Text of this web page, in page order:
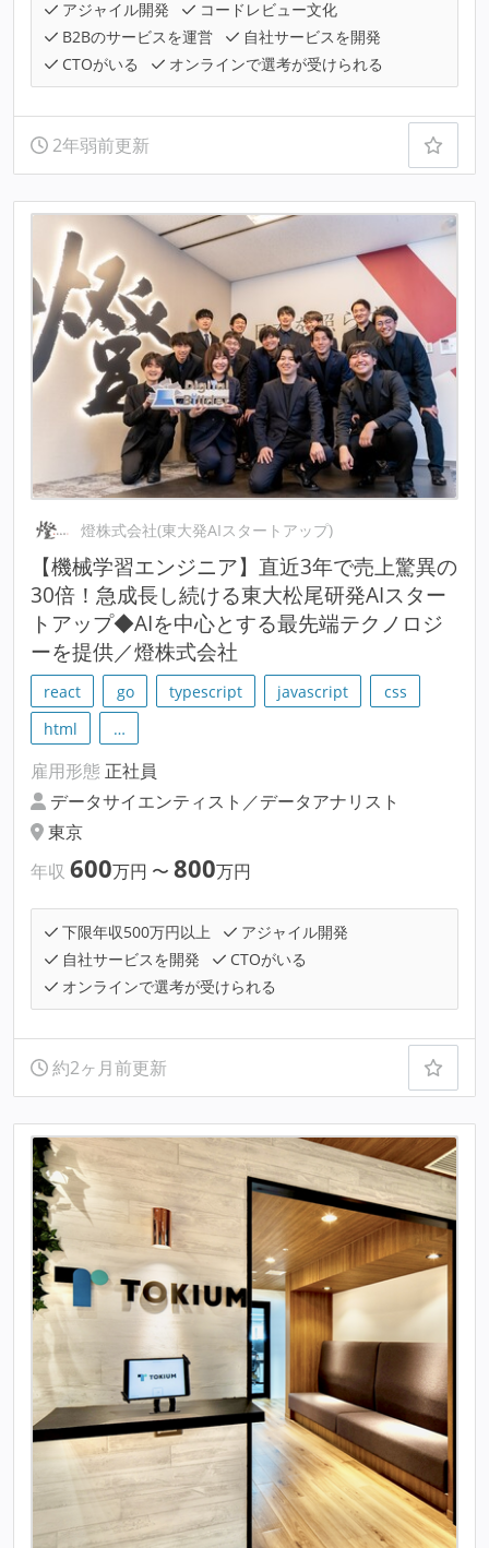
アジャイル開発
コードレビュー文化
B2Bのサービスを運営
自社サービスを開発
CTOがいる
オンラインで選考が受けられる
2年弱前更新
燈株式会社(東大発AIスタートアップ)
【機械学習エンジニア】直近3年で売上驚異の
30倍！急成長し続ける東大松尾研発AIスター
トアップ◆AIを中心とする最先端テクノロジ
ーを提供／燈株式会社
react go typescript javascript
css
html
…
雇用形態 正社員
データサイエンティスト／データアナリスト
東京
年収 600万円 〜 800万円
下限年収500万円以上
アジャイル開発
自社サービスを開発
CTOがいる
オンラインで選考が受けられる
約2ヶ月前更新